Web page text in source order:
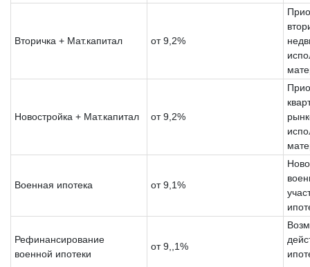
Вторичка + Мат.капитал от 9,2%
Новостройка + Мат.капитал от 9,2%
Военная ипотека от 9,1%
Рефинансирование
военной ипотеки
от 9,,1%